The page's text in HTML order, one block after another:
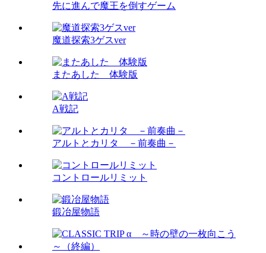
先に進んで魔王を倒すゲーム
魔道探索3ゲスver
またあした 体験版
A戦記
アルトとカリタ －前奏曲－
コントロールリミット
鍛冶屋物語